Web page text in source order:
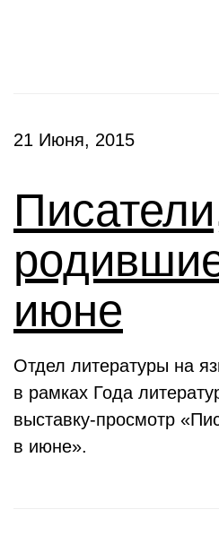
21 Июня, 2015
июне
Отдел литературы на
в рамках Года
выставку-просмотр
в июне».